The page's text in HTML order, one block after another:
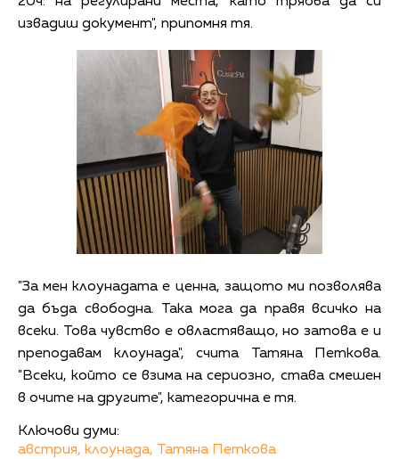
извадиш документ", припомня тя.
"За мен клоунадата е ценна, защото ми позволява
да бъда свободна. Така мога да правя всичко на
всеки. Това чувство е овластяващо, но затова е и
преподавам клоунада", счита Татяна Петкова.
"Всеки, който се взима на сериозно, става смешен
в очите на другите", категорична е тя.
Ключови думи:
австрия, клоунада, Татяна Петкова